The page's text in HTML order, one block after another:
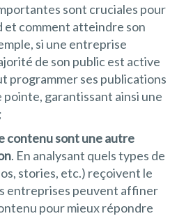
sont cruciales pour
et comment atteindre son
si une entreprise
de son public est active
programmer ses publications
pointe, garantissant ainsi une
contenu sont une autre
. En analysant quels types de
stories, etc.) reçoivent le
entreprises peuvent affiner
pour mieux répondre